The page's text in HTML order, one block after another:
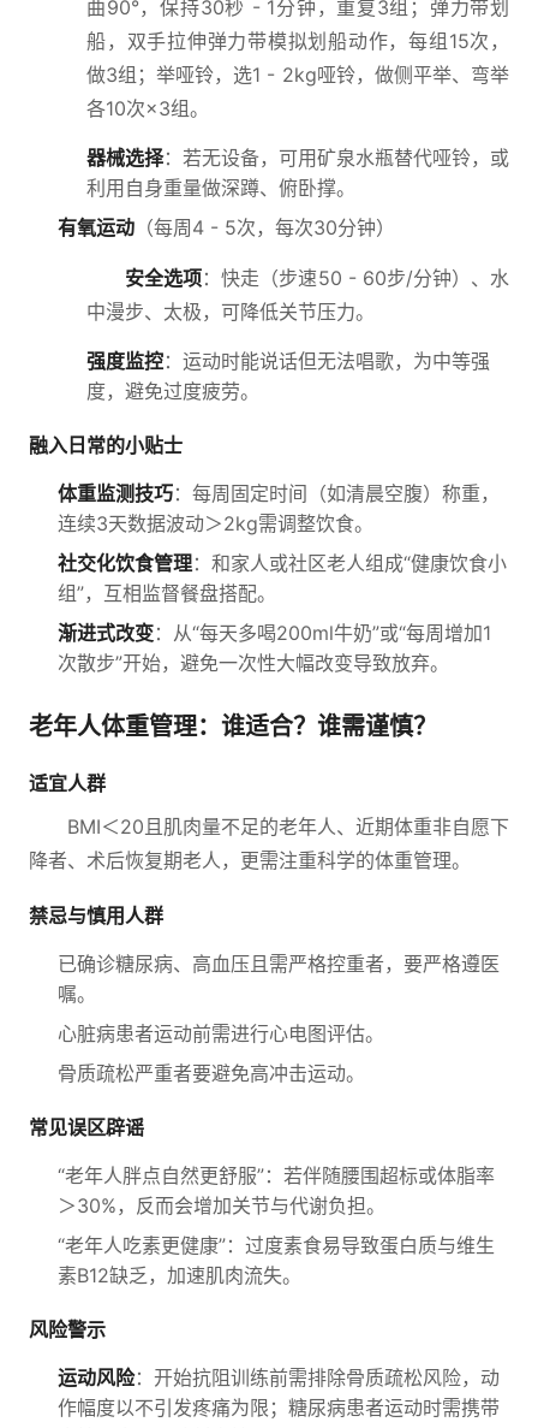
曲90°，保持30秒 - 1分钟，重复3组；弹力带划
船，双手拉伸弹力带模拟划船动作，每组15次，
做3组；举哑铃，选1 - 2kg哑铃，做侧平举、弯举
各10次×3组。
器械选择：若无设备，可用矿泉水瓶替代哑铃，或
利用自身重量做深蹲、俯卧撑。
有氧运动 （每周4 - 5次，每次30分钟）
安全选项：快走（步速50 - 60步/分钟）、水
中漫步、太极，可降低关节压力。
强度监控：运动时能说话但无法唱歌，为中等强
度，避免过度疲劳。
融入日常的小贴士
体重监测技巧：每周固定时间（如清晨空腹）称重，
连续3天数据波动＞2kg需调整饮食。
社交化饮食管理：和家人或社区老人组成“健康饮食小
组”，互相监督餐盘搭配。
渐进式改变：从“每天多喝200ml牛奶”或“每周增加1
次散步”开始，避免一次性大幅改变导致放弃。
老年人体重管理：谁适合？谁需谨慎？
适宜人群
BMI＜20且肌肉量不足的老年人、近期体重非自愿下
降者、术后恢复期老人，更需注重科学的体重管理。
禁忌与慎用人群
已确诊糖尿病、高血压且需严格控重者，要严格遵医
嘱。
心脏病患者运动前需进行心电图评估。
骨质疏松严重者要避免高冲击运动。
常见误区辟谣
“老年人胖点自然更舒服”：若伴随腰围超标或体脂率
＞30%，反而会增加关节与代谢负担。
“老年人吃素更健康”：过度素食易导致蛋白质与维生
素B12缺乏，加速肌肉流失。
风险警示
运动风险：开始抗阻训练前需排除骨质疏松风险，动
作幅度以不引发疼痛为限；糖尿病患者运动时需携带